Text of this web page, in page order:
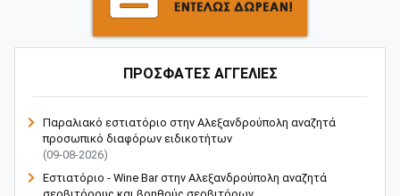
ΠΡΟΣΦΑΤΕΣ ΑΓΓΕΛΙΕΣ
Παραλιακό εστιατόριο στην Αλεξανδρούπολη αναζητά
προσωπικό διαφόρων ειδικοτήτων
(09-08-2026)
Εστιατόριο - Wine Bar στην Αλεξανδρούπολη αναζητά